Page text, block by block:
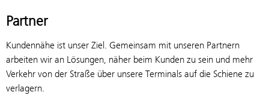
Partner
Kundennähe ist unser Ziel. Gemeinsam mit unseren Partnern
arbeiten wir an Lösungen, näher beim Kunden zu sein und mehr
Verkehr von der Straße über unsere Terminals auf die Schiene zu
verlagern.